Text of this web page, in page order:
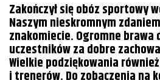
Zakończył się obóz sportowy
Naszym nieskromnym
znakomiecie. Ogromne brawa
uczestników za dobre
Wielkie podziękowania